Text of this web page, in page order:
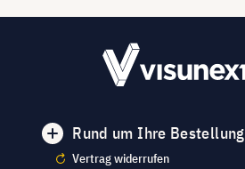
Rund um Ihre Bestellung
Vertrag widerrufen